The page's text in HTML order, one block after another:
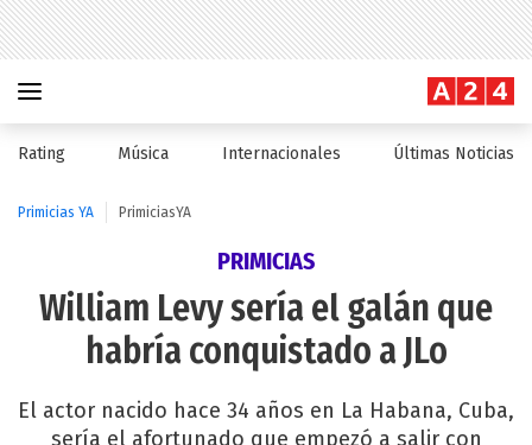
Rating Música Internacionales Últimas Noticias
Primicias YA PrimiciasYA
PRIMICIAS
William Levy sería el galán que
habría conquistado a JLo
El actor nacido hace 34 años en La Habana, Cuba,
sería el afortunado que empezó a salir con